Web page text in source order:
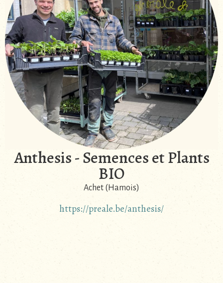
Anthesis - Semences et Plants
BIO
Achet (Hamois)
https://preale.be/anthesis/